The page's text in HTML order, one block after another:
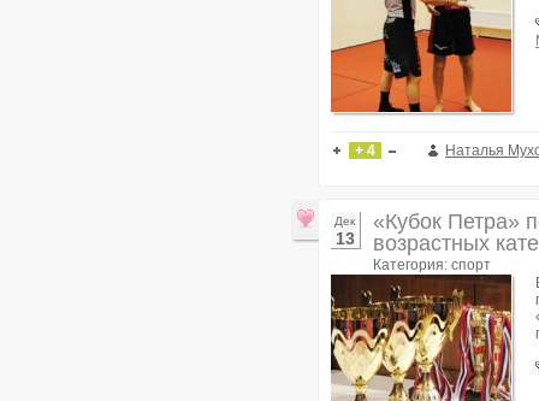
+ 4 Наталья
Дек
13
«Кубок Петра»
возрастных
Категория: спорт